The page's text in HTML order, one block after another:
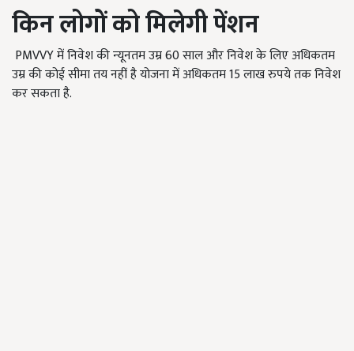
किन लोगों को मिलेगी पेंशन
PMVVY में निवेश की न्‍यूनतम उम्र 60 साल और निवेश के लिए अधिकतम
उम्र की कोई सीमा तय नहीं है योजना में अधिकतम 15 लाख रुपये तक निवेश
कर सकता है.